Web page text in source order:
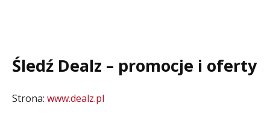
Śledź Dealz – promocje i oferty
Strona: www.dealz.pl